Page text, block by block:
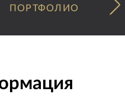
ПОРТФОЛИО